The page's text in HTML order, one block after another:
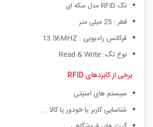
تگ RFID مدل سکه ای
قطر : 25 میلی متر
فرکانس رادیویی : 13.56MHZ
نوع تگ: Read & Write
برخی از کابردهای RFID
سیستم های امنیتی
شناسایی کاربر یا خودور یا کالا ...